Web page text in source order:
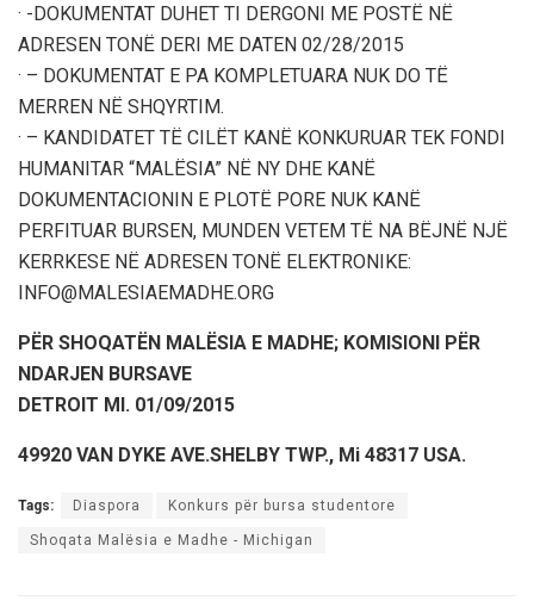
· -DOKUMENTAT DUHET TI DERGONI ME POSTË NË
ADRESEN TONË DERI ME DATEN 02/28/2015
· – DOKUMENTAT E PA KOMPLETUARA NUK DO TË
MERREN NË SHQYRTIM.
· – KANDIDATET TË CILËT KANË KONKURUAR TEK FONDI
HUMANITAR “MALËSIA” NË NY DHE KANË
DOKUMENTACIONIN E PLOTË PORE NUK KANË
PERFITUAR BURSEN, MUNDEN VETEM TË NA BËJNË NJË
KERRKESE NË ADRESEN TONË ELEKTRONIKE:
INFO@MALESIAEMADHE.ORG
PËR SHOQATËN MALËSIA E MADHE; KOMISIONI PËR
NDARJEN BURSAVE
DETROIT MI. 01/09/2015
49920 VAN DYKE AVE.SHELBY TWP., Mi 48317 USA.
Tags: Diaspora Konkurs për bursa studentore
Shoqata Malësia e Madhe - Michigan